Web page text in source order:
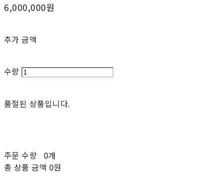
6,000,000원
추가 금액
수량
품절된 상품입니다.
주문 수량 0개
총 상품 금액 0원